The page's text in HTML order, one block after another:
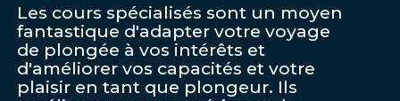
Les cours spécialisés sont un moyen
fantastique d'adapter votre voyage
de plongée à vos intérêts et
d'améliorer vos capacités et votre
plaisir en tant que plongeur. Ils